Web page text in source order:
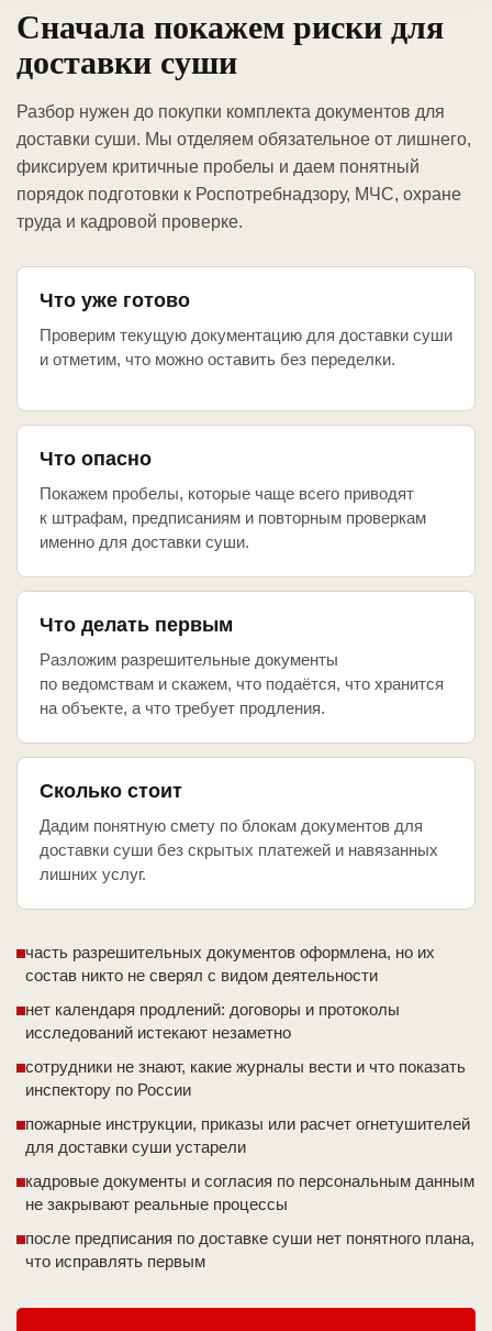
Сначала покажем риски для
доставки суши
Разбор нужен до покупки комплекта документов для
доставки суши. Мы отделяем обязательное от лишнего,
фиксируем критичные пробелы и даем понятный
порядок подготовки к Роспотребнадзору, МЧС, охране
труда и кадровой проверке.
Что уже готово
Проверим текущую документацию для доставки суши
и отметим, что можно оставить без переделки.
Что опасно
Покажем пробелы, которые чаще всего приводят
к штрафам, предписаниям и повторным проверкам
именно для доставки суши.
Что делать первым
Разложим разрешительные документы
по ведомствам и скажем, что подаётся, что хранится
на объекте, а что требует продления.
Сколько стоит
Дадим понятную смету по блокам документов для
доставки суши без скрытых платежей и навязанных
лишних услуг.
часть разрешительных документов оформлена, но их
состав никто не сверял с видом деятельности
нет календаря продлений: договоры и протоколы
исследований истекают незаметно
сотрудники не знают, какие журналы вести и что показать
инспектору по России
пожарные инструкции, приказы или расчет огнетушителей
для доставки суши устарели
кадровые документы и согласия по персональным данным
не закрывают реальные процессы
после предписания по доставке суши нет понятного плана,
что исправлять первым